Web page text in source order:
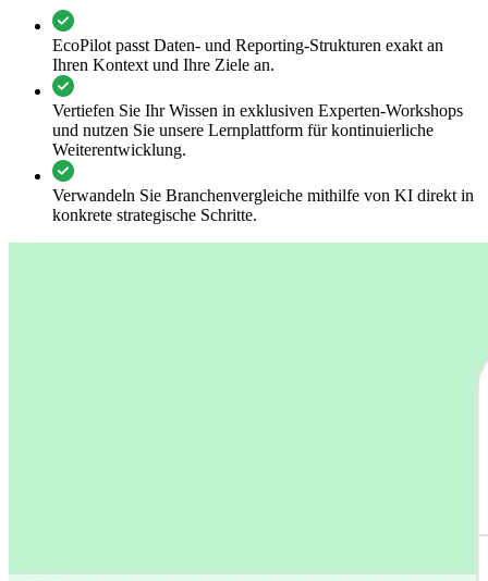
EcoPilot passt Daten- und Reporting-Strukturen exakt an
Ihren Kontext und Ihre Ziele an.
Vertiefen Sie Ihr Wissen in exklusiven Experten-Workshops
und nutzen Sie unsere Lernplattform für kontinuierliche
Weiterentwicklung.
Verwandeln Sie Branchenvergleiche mithilfe von KI direkt in
konkrete strategische Schritte.